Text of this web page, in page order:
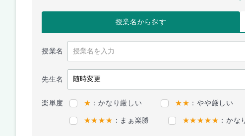
授業名から探す
授業名
先生名
楽単度 ★ ：かなり厳しい ★★ ：やや厳しい
★★★★ ：まぁ楽勝 ★★★★★ ：かな